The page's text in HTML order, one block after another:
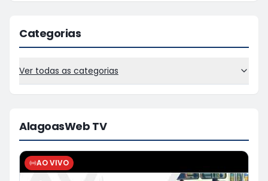
Categorias
Ver todas as categorias
AlagoasWeb TV
AO VIVO